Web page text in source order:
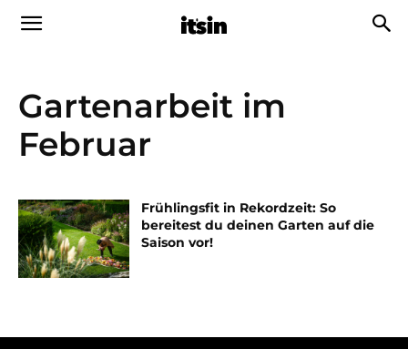
Gartenarbeit im
Februar
Frühlingsfit in Rekordzeit: So
bereitest du deinen Garten auf die
Saison vor!